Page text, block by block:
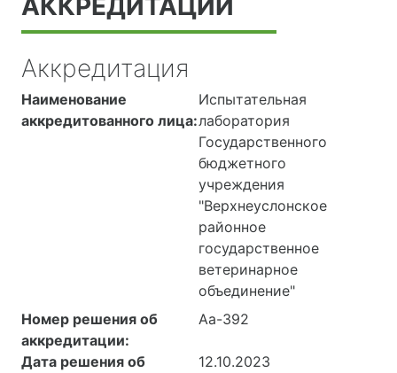
АККРЕДИТАЦИИ
Аккредитация
Наименование
аккредитованного лица:
Испытательная
лаборатория
Государственного
бюджетного
учреждения
"Верхнеуслонское
районное
государственное
ветеринарное
объединение"
Номер решения об
аккредитации:
Аа-392
Дата решения об
12.10.2023